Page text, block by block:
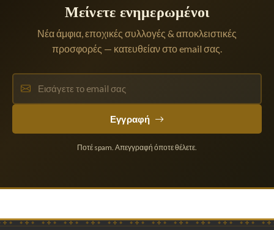
Μείνετε ενημερωμένοι
Νέα άμφια, εποχικές συλλογές & αποκλειστικές
προσφορές — κατευθείαν στο email σας.
Εγγραφή
Ποτέ spam. Απεγγραφή όποτε θέλετε.